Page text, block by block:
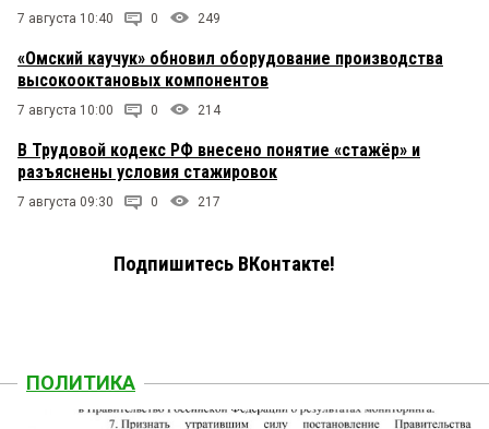
7 августа 10:40 0 249
«Омский каучук» обновил оборудование производства
высокооктановых компонентов
7 августа 10:00 0 214
В Трудовой кодекс РФ внесено понятие «стажёр» и
разъяснены условия стажировок
7 августа 09:30 0 217
Подпишитесь ВКонтакте!
ПОЛИТИКА